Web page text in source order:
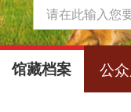
馆藏档案 公